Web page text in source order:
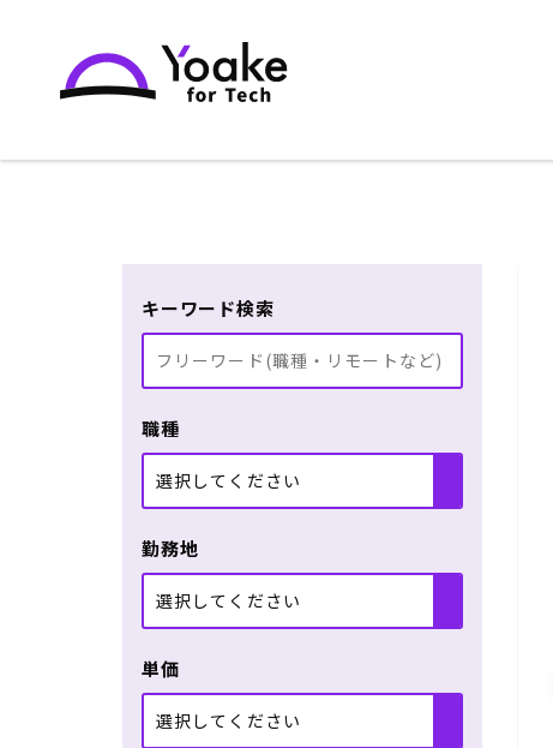
キーワード検索
職種
選択してください
勤務地
選択してください
単価
選択してください